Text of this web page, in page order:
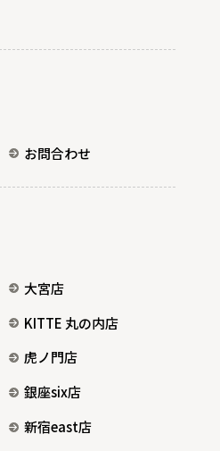
お問合わせ
大宮店
KITTE 丸の内店
虎ノ門店
銀座six店
新宿east店